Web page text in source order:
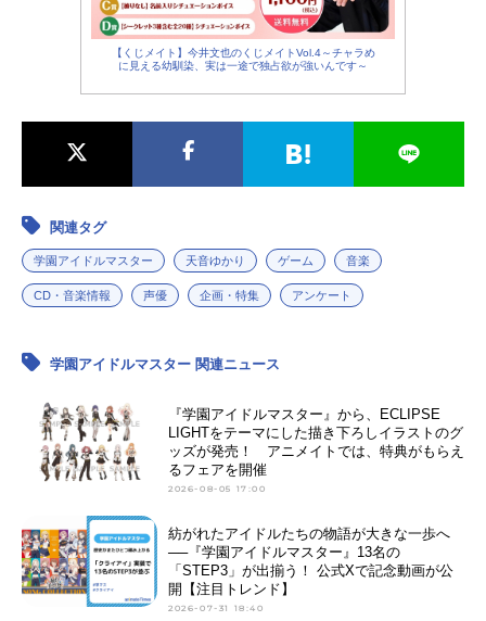
【くじメイト】今井文也のくじメイトVol.4～チャラめ
に見える幼馴染、実は一途で独占欲が強いんです～
関連タグ
学園アイドルマスター 天音ゆかり ゲーム 音楽
CD・音楽情報 声優 企画・特集 アンケート
学園アイドルマスター 関連ニュース
『学園アイドルマスター』から、ECLIPSE
LIGHTをテーマにした描き下ろしイラストのグ
ッズが発売！ アニメイトでは、特典がもらえ
るフェアを開催
2026-08-05 17:00
紡がれたアイドルたちの物語が大きな一歩へ
──『学園アイドルマスター』13名の
「STEP3」が出揃う！ 公式Xで記念動画が公
開【注目トレンド】
2026-07-31 18:40